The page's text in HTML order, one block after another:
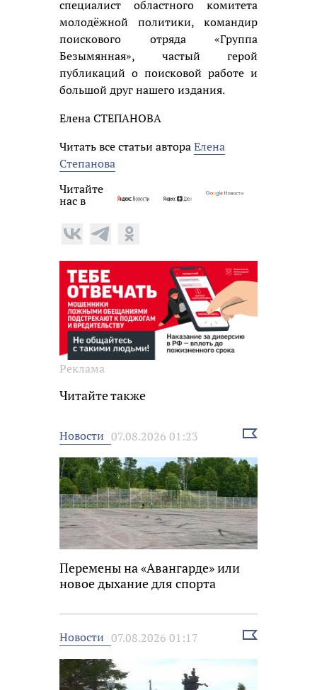
специалист областного комитета
молодёжной политики, командир
поискового отряда «Группа
Безымянная», частый герой
публикаций о поисковой работе и
большой друг нашего издания.
Елена СТЕПАНОВА
Читать все статьи автораЕлена
Степанова
Читайте
нас в
Реклама
Читайте также
Новости 07.08.2026 01:23
Выбрать
Перемены на «Авангарде» или
новое дыхание для спорта
Новости 07.08.2026 01:17
Выбрать